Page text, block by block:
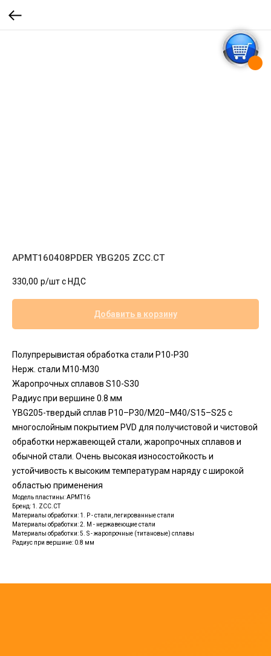
APMT160408PDER YBG205 ZCC.CT
330,00 р/шт c НДС
Добавить в корзину
Полупрерывистая обработка стали P10-Р30
Нерж. стали M10-М30
Жаропрочных сплавов S10-S30
Радиус при вершине 0.8 мм
YBG205-твердый сплав P10–P30/M20–M40/S15–S25 с
многослойным покрытием PVD для получистовой и чистовой
обработки нержавеющей стали, жаропрочных сплавов и
обычной стали. Очень высокая износостойкость и
устойчивость к высоким температурам наряду с широкой
областью применения
Модель пластины: APMT16
Бренд: 1. ZCC.CT
Материалы обработки: 1. P - стали, легированные стали
Материалы обработки: 2. M - нержавеющие стали
Материалы обработки: 5. S - жаропрочные (титановые) сплавы
Радиус при вершине: 0.8 мм